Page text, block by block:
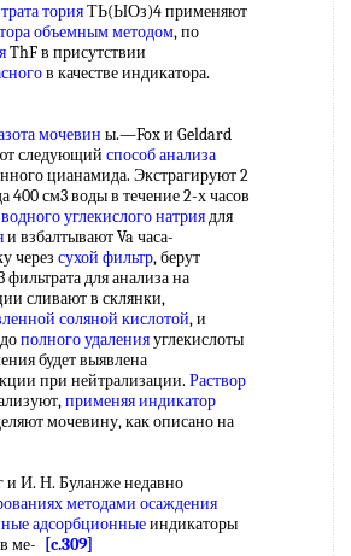
торияТЬ(ЫОз)4 применяют
объемным методом, по
ThF в присутствии
в качестве индикатора.
мочевин ы.—Fox и Geldard
следующий способ анализа
цианамида. Экстрагируют 2
400 см3 воды в течение 2-х часов
углекислого натриядля
и взбалтывают Va часа-
через сухой фильтр, берут
для анализа на
сливают в склянки,
соляной кислотой, и
дополного удаленияуглекислоты
будет выявлена
при нейтрализации. Раствор
применяя индикатор
мочевину, как описано на
И. Н. Буланже недавно
методами осаждения
адсорбционныеиндикаторы
ме-
[c.309]